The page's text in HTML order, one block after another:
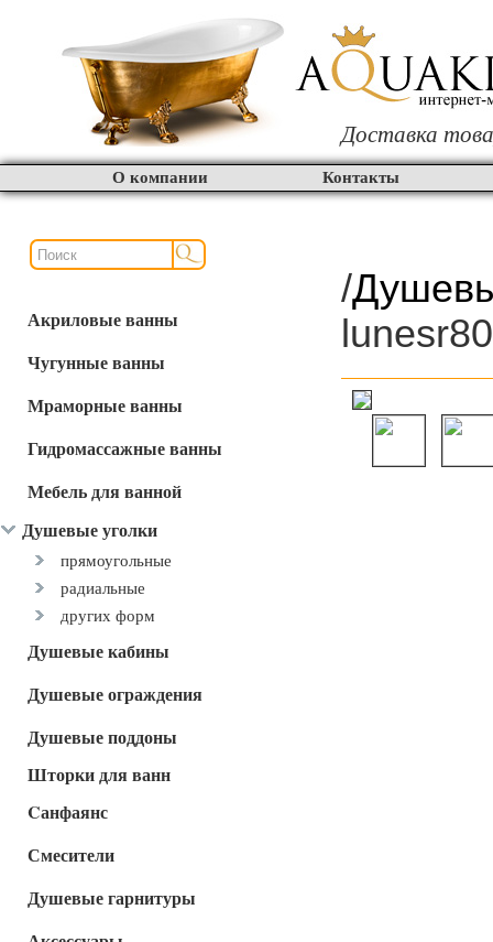
Доставка
О компании Контакты
Акриловые ванны
Чугунные ванны
Мраморные ванны
Гидромассажные ванны
Мебель для ванной
Душевые уголки
прямоугольные
радиальные
других форм
Душевые кабины
Душевые ограждения
Душевые поддоны
Шторки для ванн
Cанфаянс
Смесители
Душевые гарнитуры
/